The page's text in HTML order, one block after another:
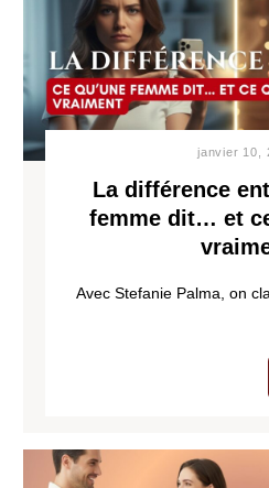
janvier 10,
La différence
femme dit… et
Avec Stefanie Palma, on